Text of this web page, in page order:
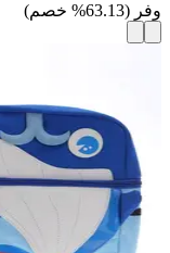
وفر (
63.13
% خصم)